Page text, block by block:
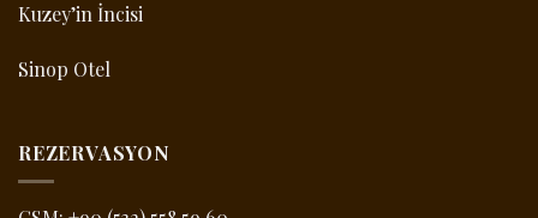
Kuzey’in İncisi
Sinop Otel
REZERVASYON